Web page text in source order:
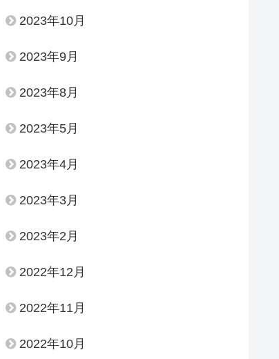
2023年10月
2023年9月
2023年8月
2023年5月
2023年4月
2023年3月
2023年2月
2022年12月
2022年11月
2022年10月